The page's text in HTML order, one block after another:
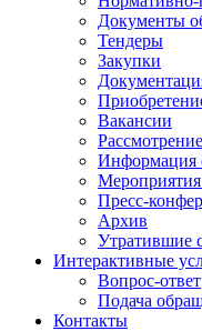
Документы
Тендеры
Закупки
Вакансии
Информация
Пресс-
Архив
Утратившие
Интерактивные
Вопрос-ответ
Подача
Контакты